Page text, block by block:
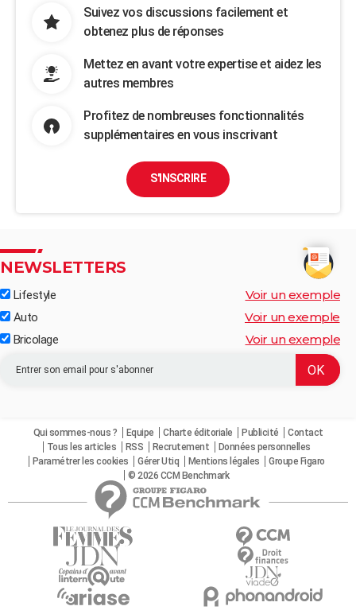
Suivez vos discussions facilement et
obtenez plus de réponses
Mettez en avant votre expertise et aidez les
autres membres
Profitez de nombreuses fonctionnalités
supplémentaires en vous inscrivant
S'INSCRIRE
NEWSLETTERS
Lifestyle Voir un exemple
Auto Voir un exemple
Bricolage Voir un exemple
Qui sommes-nous ? Equipe Charte éditoriale Publicité
Contact
Tous les articles
RSS Recrutement
Données personnelles
Paramétrer les cookies
Gérer Utiq Mentions légales
Groupe Figaro
© 2026 CCM Benchmark